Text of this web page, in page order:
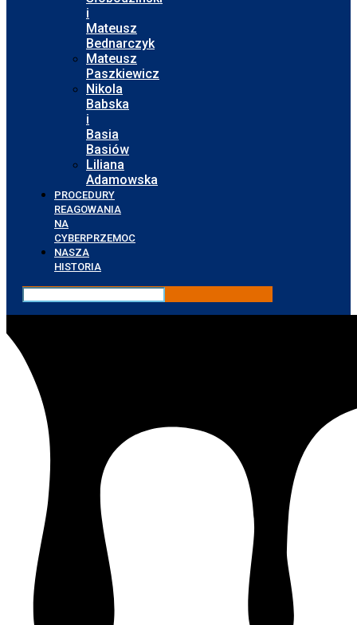
i
Mateusz
Bednarczyk
Mateusz
Paszkiewicz
Nikola
Babska
i
Basia
Basiów
Liliana
Adamowska
PROCEDURY
REAGOWANIA
NA
CYBERPRZEMOC
NASZA
HISTORIA